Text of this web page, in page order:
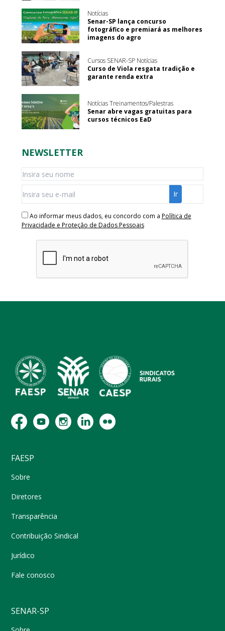
Notícias
Senar-SP lança concurso
fotográfico e premiará as melhores
imagens do agro
Cursos SENAR-SP Notícias
Curso de Viola resgata tradição e
garante renda extra
Notícias Treinamentos/Palestras
Senar abre vagas gratuitas para
cursos técnicos EaD
NEWSLETTER
Ao informar meus dados, eu concordo com a Política de
Privacidade e Proteção de Dados Pessoais
FAESP
Sobre
Diretores
Transparência
Contribuição Sindical
Jurídico
Fale conosco
SENAR-SP